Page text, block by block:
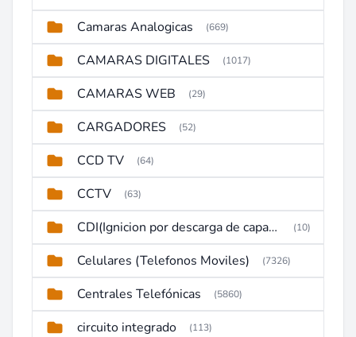
Camaras Analogicas (669)
CAMARAS DIGITALES (1017)
CAMARAS WEB (29)
CARGADORES (52)
CCD TV (64)
CCTV (63)
CDI(Ignicion por descarga de capacitor) (10)
Celulares (Telefonos Moviles) (7326)
Centrales Telefónicas (5860)
circuito integrado (113)